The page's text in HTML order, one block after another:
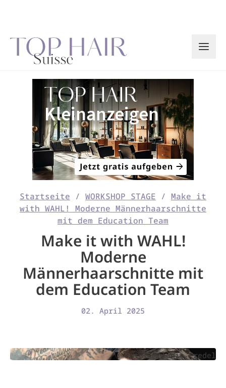
Startseite / WORKSHOP STAGE / Make it
with WAHL! Moderne Männerhaarschnitte
mit dem Education Team
Make it with WAHL!
Moderne
Männerhaarschnitte mit
dem Education Team
02. April 2025
Foto: Melanie Fredel